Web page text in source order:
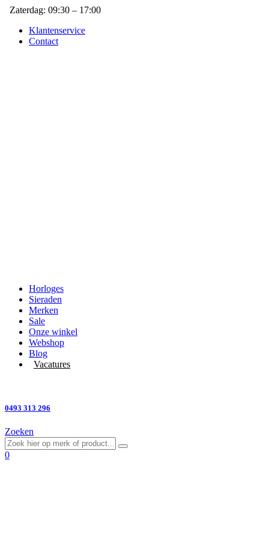
Zaterdag: 09:30 – 17:00
Klantenservice
Contact
Horloges
Sieraden
Merken
Sale
Onze winkel
Webshop
Blog
Vacatures
0493 313 296
Zoeken
0